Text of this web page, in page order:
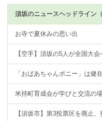
須坂のニュースヘッドライン
お寺で夏休みの思い出
【空手】須坂の5人が全国大会
「おばあちゃんポニー」は健在
米持町育成会が学びと交流の
【須坂市】第3投票区を廃止